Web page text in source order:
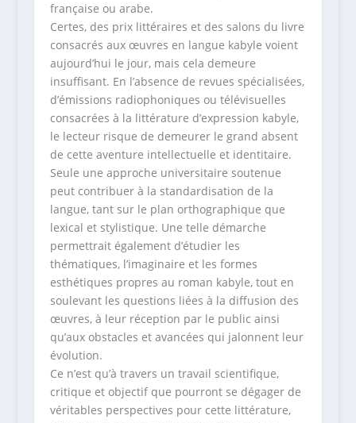
française ou arabe.
Certes, des prix littéraires et des salons du livre
consacrés aux œuvres en langue kabyle voient
aujourd’hui le jour, mais cela demeure
insuffisant. En l’absence de revues spécialisées,
d’émissions radiophoniques ou télévisuelles
consacrées à la littérature d’expression kabyle,
le lecteur risque de demeurer le grand absent
de cette aventure intellectuelle et identitaire.
Seule une approche universitaire soutenue
peut contribuer à la standardisation de la
langue, tant sur le plan orthographique que
lexical et stylistique. Une telle démarche
permettrait également d’étudier les
thématiques, l’imaginaire et les formes
esthétiques propres au roman kabyle, tout en
soulevant les questions liées à la diffusion des
œuvres, à leur réception par le public ainsi
qu’aux obstacles et avancées qui jalonnent leur
évolution.
Ce n’est qu’à travers un travail scientifique,
critique et objectif que pourront se dégager de
véritables perspectives pour cette littérature,